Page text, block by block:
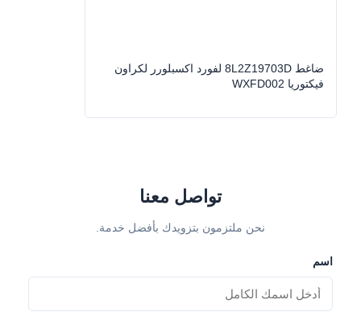
ضاغط 8L2Z19703D لفورد اكسبلورر لكراون
فيكتوريا WXFD002
تواصل معنا
نحن ملتزمون بتزويدك بأفضل خدمة.
اسم